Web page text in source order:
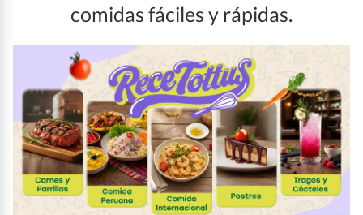
comidas fáciles y rápidas.